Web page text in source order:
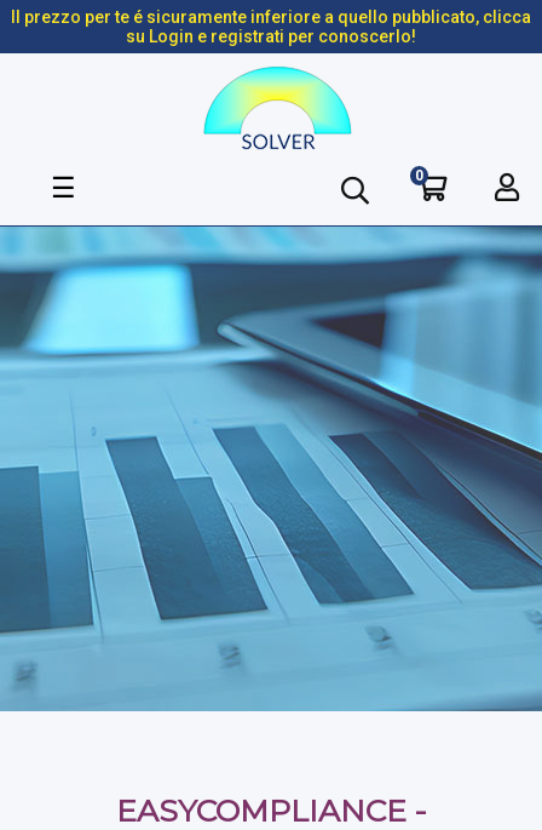
Il prezzo per te é sicuramente inferiore a quello pubblicato, clicca
su Login e registrati per conoscerlo!
navigazione
☰ 0
EASYCOMPLIANCE -